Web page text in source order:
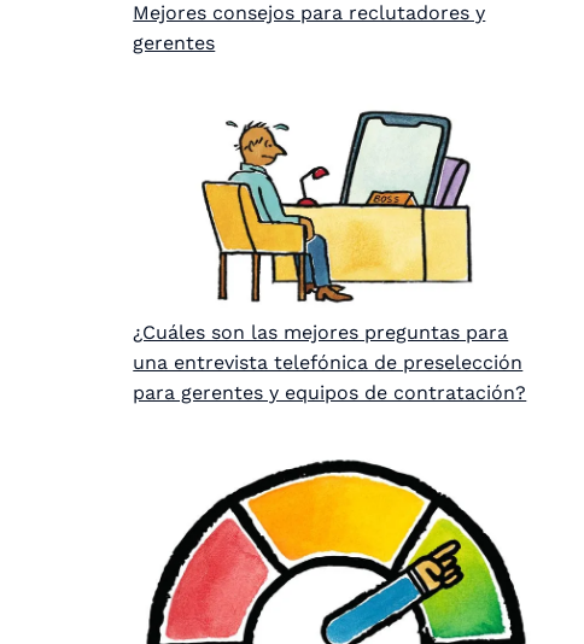
Mejores consejos para reclutadores y
gerentes
¿Cuáles son las mejores preguntas para
una entrevista telefónica de preselección
para gerentes y equipos de contratación?